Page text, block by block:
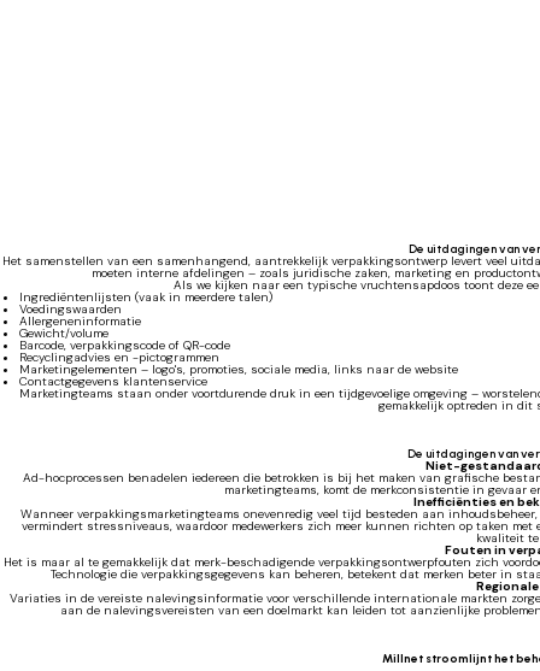
De uitdagingen van
Het samenstellen van een samenhangend, aantrekkelijk verpakkingsontwerp levert veel
moeten interne afdelingen – zoals juridische zaken, marketing en
Als we kijken naar een typische vruchtensapdoos toont deze
Ingrediëntenlijsten (vaak in meerdere talen)
Voedingswaarden
Allergeneninformatie
Gewicht/volume
Barcode, verpakkingscode of QR-code
Recyclingadvies en -pictogrammen
Marketingelementen – logo's, promoties, sociale media, links naar de website
Contactgegevens klantenservice
Marketingteams staan onder voortdurende druk in een tijdgevoelige omgeving –
gemakkelijk optreden in dit
De uitdagingen van
Niet-
Ad-hocprocessen benadelen iedereen die betrokken is bij het maken van grafische
marketingteams, komt de merkconsistentie in gevaar
Inefficiënties en
Wanneer verpakkingsmarketingteams onevenredig veel tijd besteden aan
vermindert stressniveaus, waardoor medewerkers zich meer kunnen richten op taken
kwaliteit
Fouten in
Het is maar al te gemakkelijk dat merk-beschadigende verpakkingsontwerpfouten zich
Technologie die verpakkingsgegevens kan beheren, betekent dat merken beter in
Variaties in de vereiste nalevingsinformatie voor verschillende internationale markten
aan de nalevingsvereisten van een doelmarkt kan leiden tot aanzienlijke
Millnet stroomlijnt het